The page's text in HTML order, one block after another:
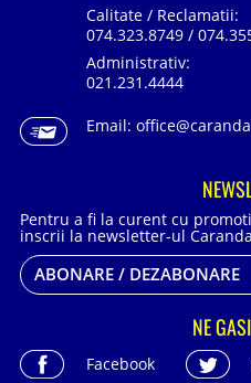
Calitate / Reclamatii:
074.323.8749 /
Administrativ:
021.231.4444
Email:
Pentru a fi la curent cu
inscrii la newsletter-ul
ABONARE / DEZABONARE
NE
Facebook